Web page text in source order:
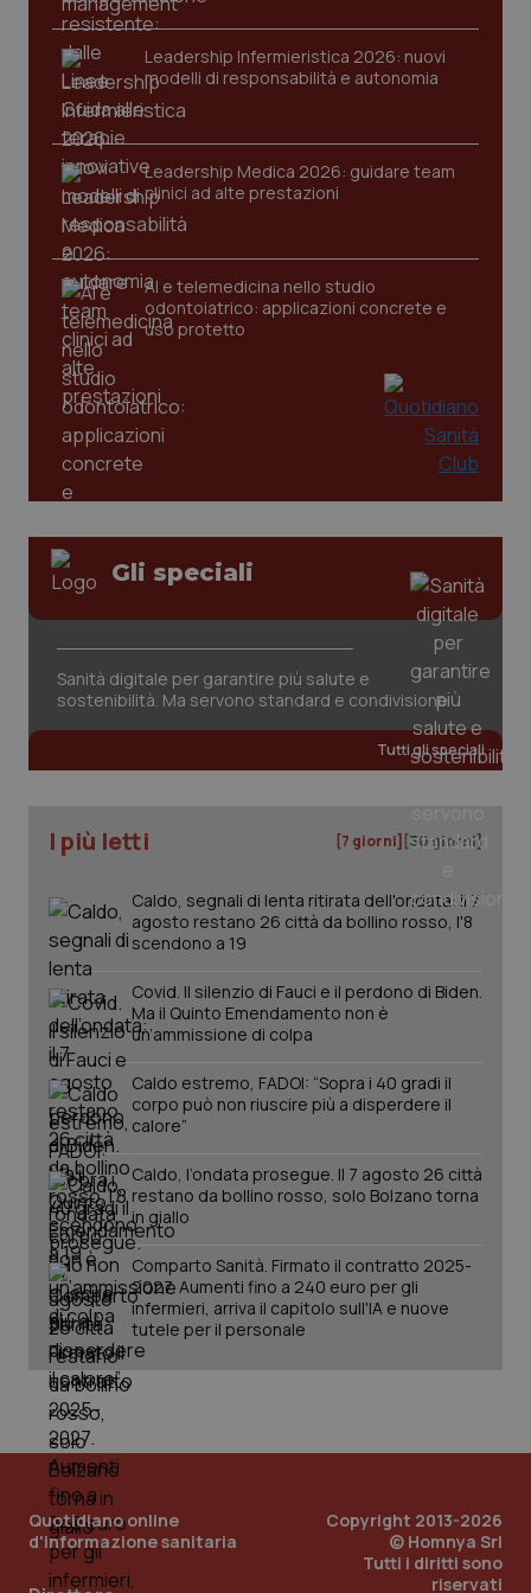
Leadership Infermieristica 2026: nuovi
modelli di responsabilità e autonomia
Leadership Medica 2026: guidare team
clinici ad alte prestazioni
AI e telemedicina nello studio
odontoiatrico: applicazioni concrete e
uso protetto
Gli speciali
Sanità digitale per garantire più salute e
sostenibilità. Ma servono standard e condivisione
Tutti gli speciali
I più letti [7 giorni] [30 giorni]
Caldo, segnali di lenta ritirata dell'ondata: il 7
agosto restano 26 città da bollino rosso, l'8
scendono a 19
Covid. Il silenzio di Fauci e il perdono di Biden.
Ma il Quinto Emendamento non è
un’ammissione di colpa
Caldo estremo, FADOI: “Sopra i 40 gradi il
corpo può non riuscire più a disperdere il
calore”
Caldo, l’ondata prosegue. Il 7 agosto 26 città
restano da bollino rosso, solo Bolzano torna
in giallo
Comparto Sanità. Firmato il contratto 2025-
2027. Aumenti fino a 240 euro per gli
infermieri, arriva il capitolo sull'IA e nuove
tutele per il personale
Quotidiano online
d'informazione sanitaria
Copyright 2013-2026
© Homnya Srl
Tutti i diritti sono
riservati
CookieScriptConsent
CookieScript
www.quotidianosanita.it
tracking-sites-ironfish-
tracking-enable
www.quotidianosanita.it
tracking-sites-ironfish-
www.quotidianosanita.it
2
_ga
.quotidianosanita.it
PHPSESSID
PHP.net